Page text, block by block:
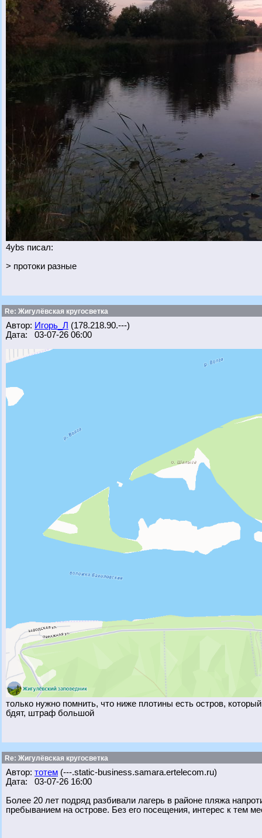
4ybs писал:
> протоки разные
Re: Жигулёвская кругосветка
Автор: Игорь_Л (178.218.90.---)
Дата: 03-07-26 06:00
только нужно помнить, что ниже плотины есть остров,
бдят, штраф большой
Re: Жигулёвская кругосветка
Автор: тотем (---.static-business.samara.ertelecom.ru)
Дата: 03-07-26 16:00
Более 20 лет подряд разбивали лагерь в районе пляжа
пребыванием на острове. Без его посещения, интерес к тем